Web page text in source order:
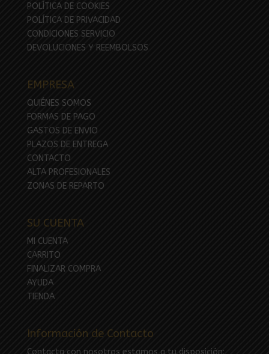
POLÍTICA DE COOKIES
POLÍTICA DE PRIVACIDAD
CONDICIONES SERVICIO
DEVOLUCIONES Y REEMBOLSOS
EMPRESA
QUIÉNES SOMOS
FORMAS DE PAGO
GASTOS DE ENVIO
PLAZOS DE ENTREGA
CONTACTO
ALTA PROFESIONALES
ZONAS DE REPARTO
SU CUENTA
MI CUENTA
CARRITO
FINALIZAR COMPRA
AYUDA
TIENDA
Información de Contacto